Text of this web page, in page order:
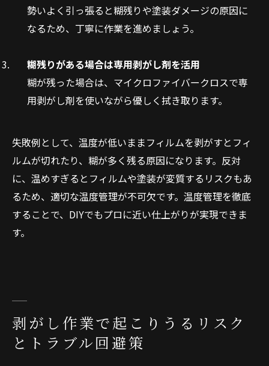
勢いよく引っ張ると糊残りや塗装ダメージの原因に
なるため、丁寧に作業を進めましょう。
糊残りがある場合は専用剥がし剤を活用
糊が残った場合は、マイクロファイバークロスで専
用剥がし剤を使いながら優しく拭き取ります。
失敗例として、温度が低いままフィルムを剥がすとフィ
ルムが切れたり、糊が多く残る原因になります。反対
に、温めすぎるとフィルムや塗装が変質するリスクもあ
るため、適切な温度管理が不可欠です。温度管理を徹底
することで、DIYでもプロに近い仕上がりが実現できま
す。
剥がし作業で起こりうるリスク
とトラブル回避策